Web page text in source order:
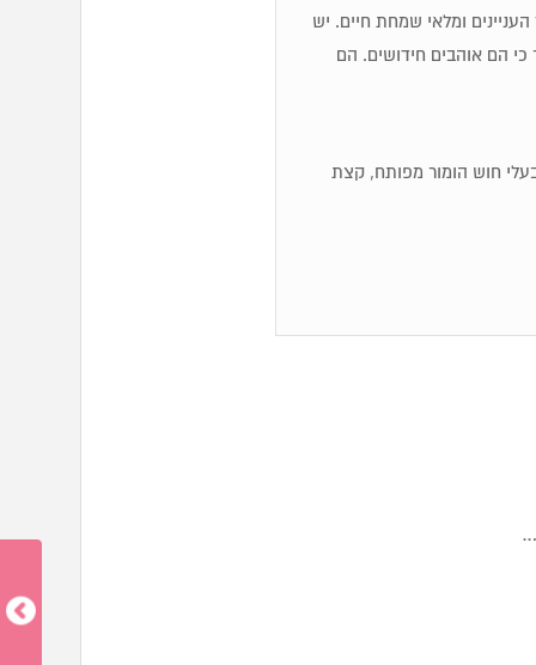
העניינים ומלאי שמחת חיים. יש
כי הם אוהבים חידושים. הם
בעלי חוש הומור מפותח, קצת